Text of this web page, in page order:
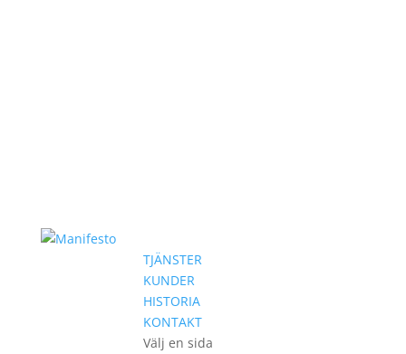
TJÄNSTER
KUNDER
HISTORIA
KONTAKT
Välj en sida